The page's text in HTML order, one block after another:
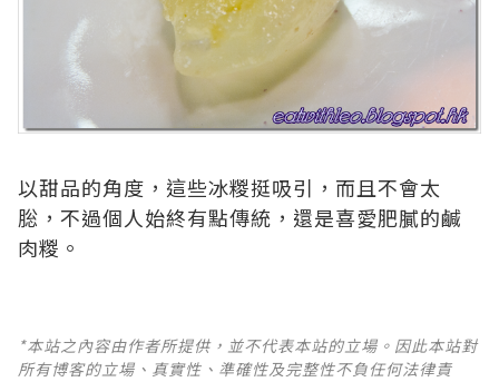
以甜品的角度，這些冰糉挺吸引，而且不會太
䐋，不過個人始終有點傳統，還是喜愛肥膩的鹹
肉糉。
*本站之內容由作者所提供，並不代表本站的立場。因此本站對
所有博客的立場、真實性、準確性及完整性不負任何法律責